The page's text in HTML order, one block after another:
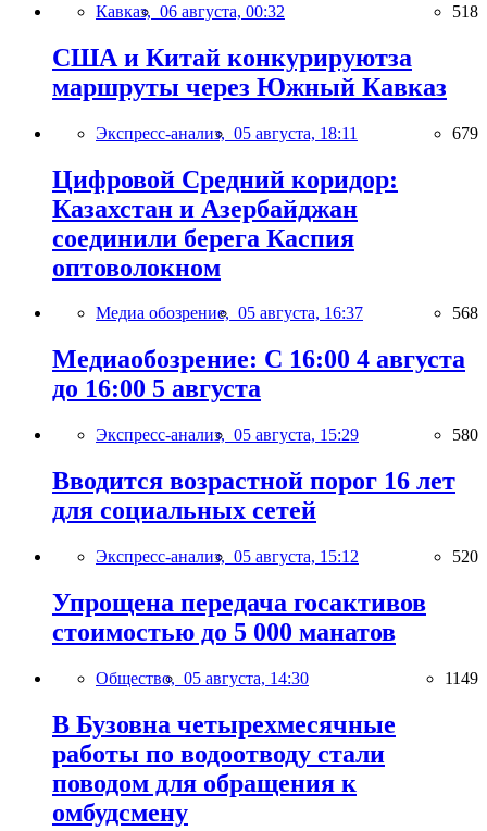
Кавказ, 06 августа, 00:32 518
США и Китай конкурируютза
маршруты через Южный Кавказ
Экспресс-анализ, 05 августа, 18:11 679
Цифровой Средний коридор:
Казахстан и Азербайджан
соединили берега Каспия
оптоволокном
Медиа обозрение, 05 августа, 16:37 568
Медиаобозрение: С 16:00 4 августа
до 16:00 5 августа
Экспресс-анализ, 05 августа, 15:29 580
Вводится возрастной порог 16 лет
для социальных сетей
Экспресс-анализ, 05 августа, 15:12 520
Упрощена передача госактивов
стоимостью до 5 000 манатов
Общество, 05 августа, 14:30 1149
В Бузовна четырехмесячные
работы по водоотводу стали
поводом для обращения к
омбудсмену